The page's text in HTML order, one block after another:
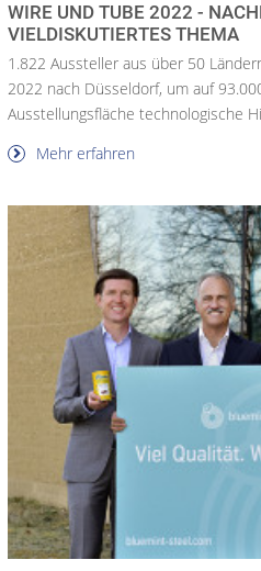
WIRE UND TUBE 2022 -
VIELDISKUTIERTES THEMA
1.822 Aussteller aus über 50
2022 nach Düsseldorf, um auf
Ausstellungsfläche technologische
Mehr erfahren